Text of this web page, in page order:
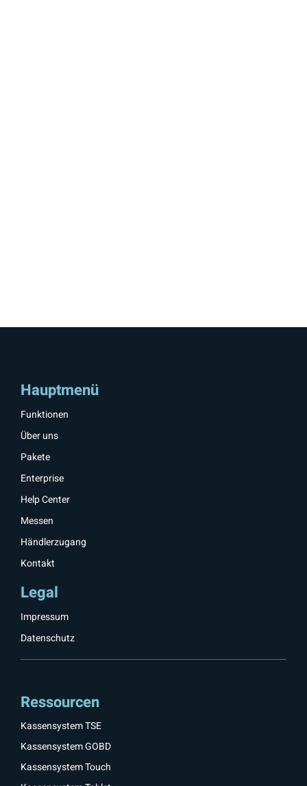
Hauptmenü
Funktionen
Über uns
Pakete
Enterprise
Help Center
Messen
Händlerzugang
Kontakt
Legal
Impressum
Datenschutz
Ressourcen
Kassensystem TSE
Kassensystem GOBD
Kassensystem Touch